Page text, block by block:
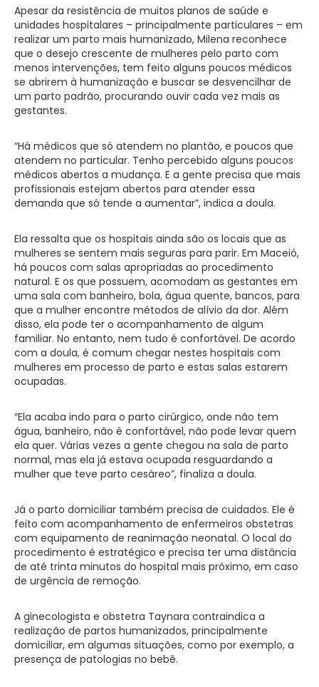
Apesar da resistência de muitos planos de saúde e
unidades hospitalares – principalmente particulares – em
realizar um parto mais humanizado, Milena reconhece
que o desejo crescente de mulheres pelo parto com
menos intervenções, tem feito alguns poucos médicos
se abrirem à humanização e buscar se desvencilhar de
um parto padrão, procurando ouvir cada vez mais as
gestantes.
“Há médicos que só atendem no plantão, e poucos que
atendem no particular. Tenho percebido alguns poucos
médicos abertos a mudança. E a gente precisa que mais
profissionais estejam abertos para atender essa
demanda que só tende a aumentar”, indica a doula.
Ela ressalta que os hospitais ainda são os locais que as
mulheres se sentem mais seguras para parir. Em Maceió,
há poucos com salas apropriadas ao procedimento
natural. E os que possuem, acomodam as gestantes em
uma sala com banheiro, bola, água quente, bancos, para
que a mulher encontre métodos de alívio da dor. Além
disso, ela pode ter o acompanhamento de algum
familiar. No entanto, nem tudo é confortável. De acordo
com a doula, é comum chegar nestes hospitais com
mulheres em processo de parto e estas salas estarem
ocupadas.
“Ela acaba indo para o parto cirúrgico, onde não tem
água, banheiro, não é confortável, não pode levar quem
ela quer. Várias vezes a gente chegou na sala de parto
normal, mas ela já estava ocupada resguardando a
mulher que teve parto cesáreo”, finaliza a doula.
Já o parto domiciliar também precisa de cuidados. Ele é
feito com acompanhamento de enfermeiros obstetras
com equipamento de reanimação neonatal. O local do
procedimento é estratégico e precisa ter uma distância
de até trinta minutos do hospital mais próximo, em caso
de urgência de remoção.
A ginecologista e obstetra Taynara contraindica a
realização de partos humanizados, principalmente
domiciliar, em algumas situações, como por exemplo, a
presença de patologias no bebê.